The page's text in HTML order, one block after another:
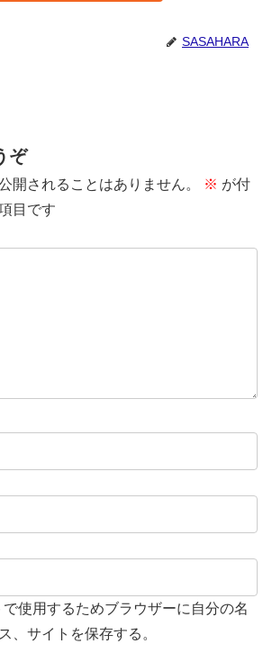
SASAHARA
ぞ
開されることはありません。 ※ が付
目です
使用するためブラウザーに自分の名
、サイトを保存する。